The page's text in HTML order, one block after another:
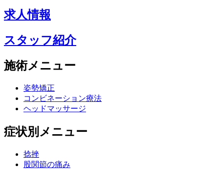
求人情報
スタッフ紹介
施術メニュー
姿勢矯正
コンビネーション療法
ヘッドマッサージ
症状別メニュー
捻挫
股関節の痛み